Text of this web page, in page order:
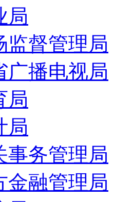
局
监督管理局
广播电视局
局
局
事务管理局
金融管理局